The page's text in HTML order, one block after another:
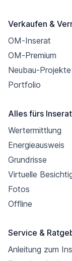
Verkaufen &
OM-Inserat
OM-Premium
Neubau-Projekte
Portfolio
Alles fürs Inserat
Wertermittlung
Energieausweis
Grundrisse
Virtuelle
Fotos
Offline
Service &
Anleitung zum